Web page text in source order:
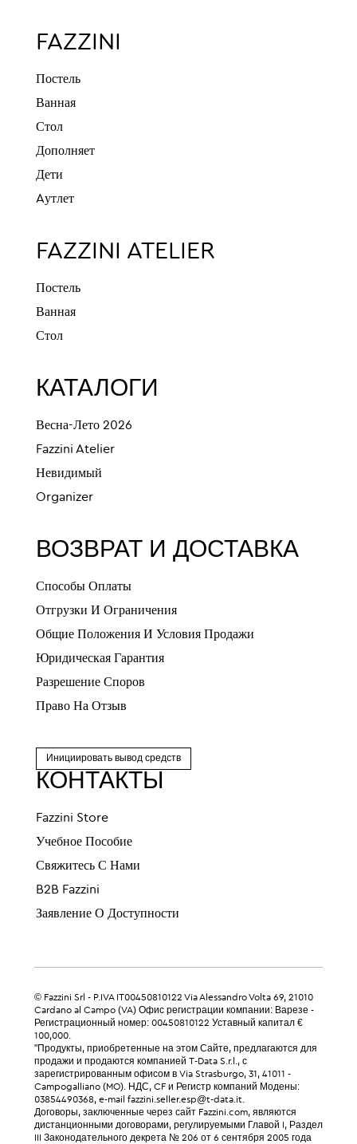
FAZZINI
Постель
Ванная
Стол
Дополняет
Дети
Aутлет
FAZZINI ATELIER
Постель
Ванная
Стол
КАТАЛОГИ
Весна-Лето 2026
Fazzini Atelier
Невидимый
Organizer
ВОЗВРАТ И ДОСТАВКА
Способы Оплаты
Отгрузки И Ограничения
Общие Положения И Условия Продажи
Юридическая Гарантия
Разрешение Споров
Право На Отзыв
Инициировать вывод средств
КОНТАКТЫ
Fazzini Store
Учебное Пособие
Свяжитесь С Нами
B2B Fazzini
Заявление О Доступности
© Fazzini Srl - P.IVA IT00450810122 Via Alessandro Volta 69, 21010
Cardano al Campo (VA) Офис регистрации компании: Варезе -
Регистрационный номер: 00450810122 Уставный капитал €
100,000.
"Продукты, приобретенные на этом Сайте, предлагаются для
продажи и продаются компанией T-Data S.r.l., с
зарегистрированным офисом в Via Strasburgo, 31, 41011 -
Campogalliano (MO). НДС, CF и Регистр компаний Модены:
03854490368, e-mail fazzini.seller.esp@t-data.it.
Договоры, заключенные через сайт Fazzini.com, являются
дистанционными договорами, регулируемыми Главой I, Раздел
III Законодательного декрета № 206 от 6 сентября 2005 года